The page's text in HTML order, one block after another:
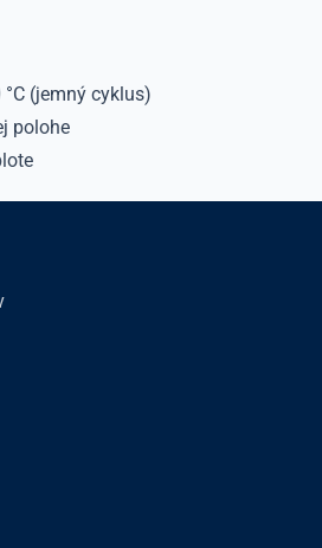
(jemný cyklus)
polohe